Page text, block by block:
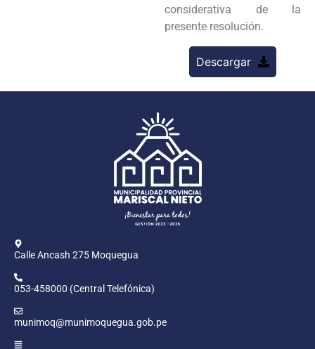
considerativa de la
presente resolución.
Descargar
Calle Ancash 275 Moquegua
053-458000 (Central Telefónica)
munimoq@munimoquegua.gob.pe